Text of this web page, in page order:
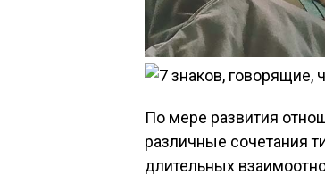
По мере развития
различные сочетания
длительных